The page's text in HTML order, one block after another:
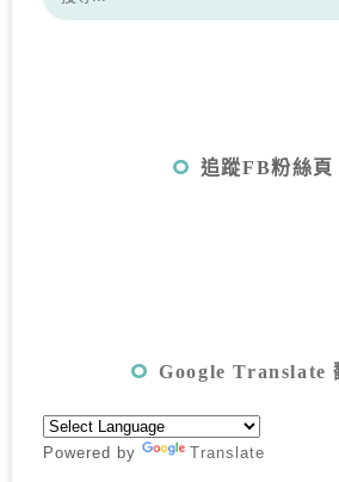
追蹤FB粉絲頁
Google Translate
Powered by Translate